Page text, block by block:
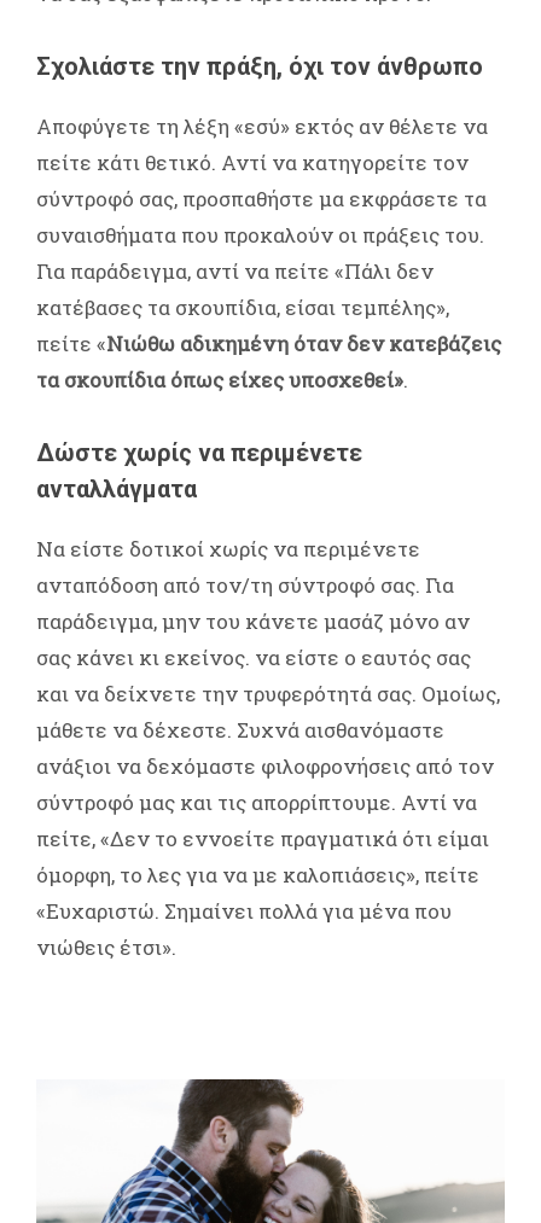
Σχολιάστε την πράξη, όχι τον άνθρωπο
Αποφύγετε τη λέξη «εσύ» εκτός αν θέλετε να
πείτε κάτι θετικό. Αντί να κατηγορείτε τον
σύντροφό σας, προσπαθήστε μα εκφράσετε τα
συναισθήματα που προκαλούν οι πράξεις του.
Για παράδειγμα, αντί να πείτε «Πάλι δεν
κατέβασες τα σκουπίδια, είσαι τεμπέλης»,
πείτε «Νιώθω αδικημένη όταν δεν κατεβάζεις
τα σκουπίδια όπως είχες υποσχεθεί».
Δώστε χωρίς να περιμένετε
ανταλλάγματα
Να είστε δοτικοί χωρίς να περιμένετε
ανταπόδοση από τον/τη σύντροφό σας. Για
παράδειγμα, μην του κάνετε μασάζ μόνο αν
σας κάνει κι εκείνος. να είστε ο εαυτός σας
και να δείχνετε την τρυφερότητά σας. Ομοίως,
μάθετε να δέχεστε. Συχνά αισθανόμαστε
ανάξιοι να δεχόμαστε φιλοφρονήσεις από τον
σύντροφό μας και τις απορρίπτουμε. Αντί να
πείτε, «Δεν το εννοείτε πραγματικά ότι είμαι
όμορφη, το λες για να με καλοπιάσεις», πείτε
«Ευχαριστώ. Σημαίνει πολλά για μένα που
νιώθεις έτσι».